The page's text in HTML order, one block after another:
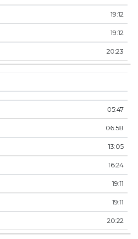
19:12
19:12
20:23
05:47
06:58
13:05
16:24
19:11
19:11
20:22